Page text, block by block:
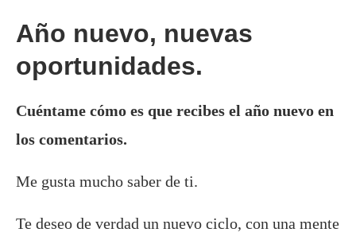
Año nuevo, nuevas
oportunidades.
Cuéntame cómo es que recibes el año nuevo en
los comentarios.
Me gusta mucho saber de ti.
Te deseo de verdad un nuevo ciclo, con una mente